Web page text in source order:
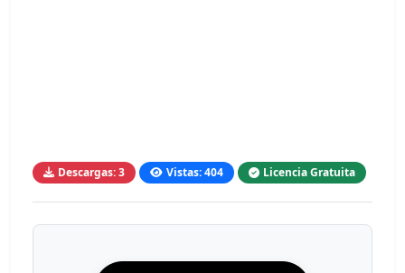
Descargas: 3 Vistas: 404 Licencia Gratuita